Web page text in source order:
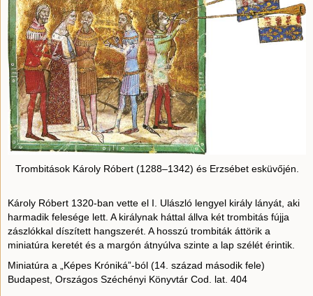
Trombitások Károly Róbert (1288–1342) és Erzsébet esküvőjén.
Károly Róbert 1320-ban vette el I. Ulászló lengyel király lányát, aki
harmadik felesége lett. A királynak háttal állva két trombitás fújja
zászlókkal díszített hangszerét. A hosszú trombiták áttörik a
miniatúra keretét és a margón átnyúlva szinte a lap szélét érintik.
Miniatúra a „Képes Króniká”-ból (14. század második fele)
Budapest, Országos Széchényi Könyvtár Cod. lat. 404